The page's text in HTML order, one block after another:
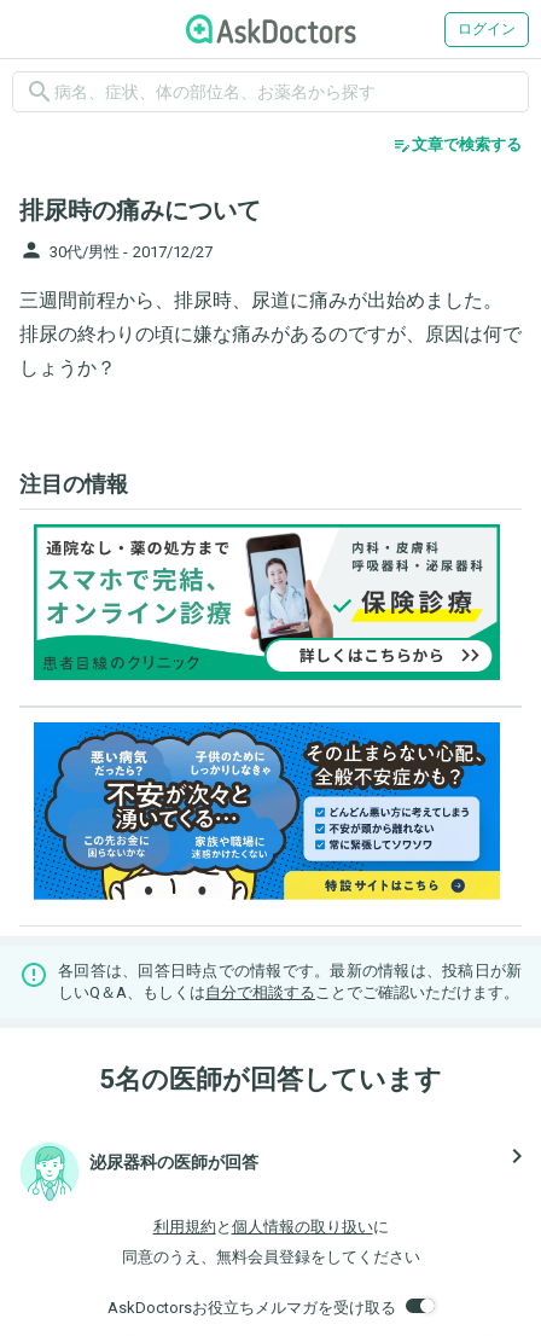
ログイン
search
edit_note文章で検索する
排尿時の痛みについて
person 30代/男性 - 2017/12/27
三週間前程から、排尿時、尿道に痛みが出始めました。
排尿の終わりの頃に嫌な痛みがあるのですが、原因は何で
しょうか？
注目の情報
各回答は、回答日時点での情報です。最新の情報は、投稿日が新
しいQ＆A、もしくは自分で相談する ことでご確認いただけます。
5名の医師が回答しています
泌尿器科の医師が回答 navigate_next
利用規約 と 個人情報の取り扱いに
同意のうえ、無料会員登録をしてください
AskDoctorsお役立ちメルマガを受け取る